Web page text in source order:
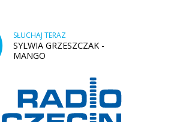
SŁUCHAJ TERAZ
SYLWIA GRZESZCZAK -
MANGO